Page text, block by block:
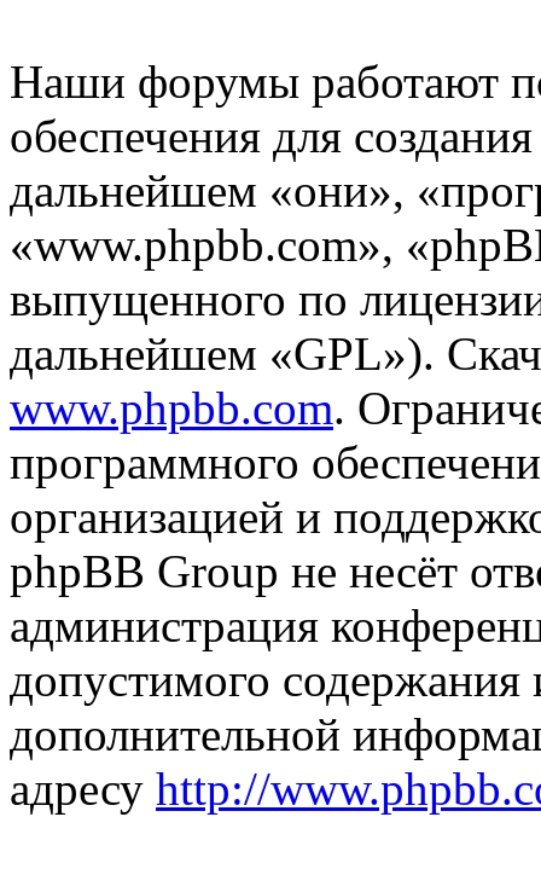
Наши форумы работают
обеспечения для
дальнейшем «они»,
«www.phpbb.com»,
выпущенного по
дальнейшем «GPL»).
www.phpbb.com.
программного
организацией и
phpBB Group не несёт
администрация
допустимого
дополнительной
адресу http://